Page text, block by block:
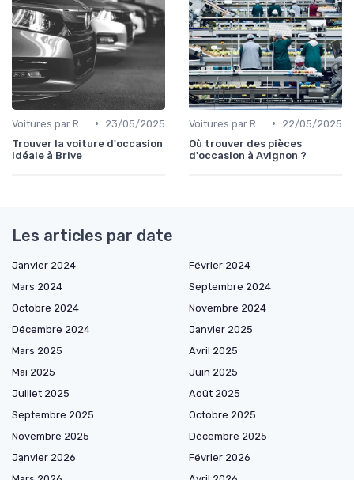
•
23/05/2025
Trouver la voiture d'occasion
idéale à Brive
•
22/05/2025
Où trouver des pièces
d'occasion à Avignon ?
Les articles par date
Janvier 2024
Février 2024
Mars 2024
Septembre 2024
Octobre 2024
Novembre 2024
Décembre 2024
Janvier 2025
Mars 2025
Avril 2025
Mai 2025
Juin 2025
Juillet 2025
Août 2025
Septembre 2025
Octobre 2025
Novembre 2025
Décembre 2025
Janvier 2026
Février 2026